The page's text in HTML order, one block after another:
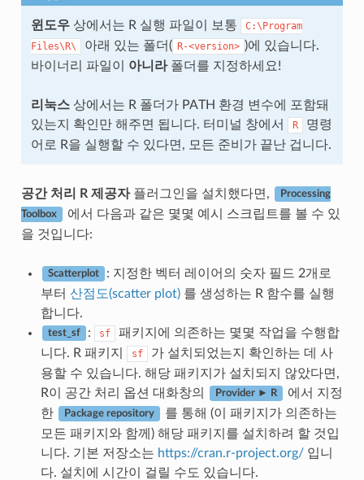
윈도우상에서는 R 실행 파일이 보통
C:\Program
Files\R\
아래 있는 폴더( R-<version> )에 있습니다.
바이너리 파일이 아니라폴더를 지정하세요!
리눅스상에서는 R 폴더가 PATH 환경 변수에 포함돼
있는지 확인만 해주면 됩니다. 터미널 창에서
R
명령
어로 R을 실행할 수 있다면, 모든 준비가 끝난 겁니다.
공간 처리 R 제공자플러그인을 설치했다면, Processing
Toolbox
에서 다음과 같은 몇몇 예시 스크립트를 볼 수 있
을 것입니다:
Scatterplot
: 지정한 벡터 레이어의 숫자 필드 2개로
부터 산점도(scatter plot)를 생성하는 R 함수를 실행
합니다.
test_sf : sf
패키지에 의존하는 몇몇 작업을 수행합
니다. R 패키지
sf
가 설치되었는지 확인하는 데 사
용할 수 있습니다. 해당 패키지가 설치되지 않았다면,
R이 공간 처리 옵션 대화창의
Provider ► R
에서 지정
한
Package repository
를 통해 (이 패키지가 의존하는
모든 패키지와 함께) 해당 패키지를 설치하려 할 것입
니다. 기본 저장소는 https://cran.r-project.org/입니
다. 설치에 시간이 걸릴 수도 있습니다.